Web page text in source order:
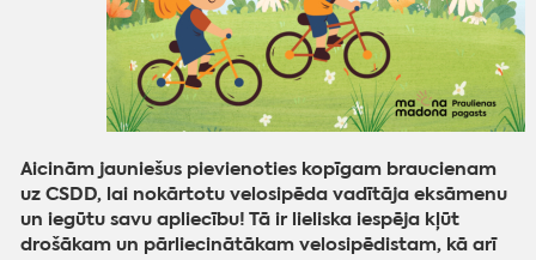
Aicinām jauniešus pievienoties kopīgam braucienam
uz CSDD, lai nokārtotu velosipēda vadītāja eksāmenu
un iegūtu savu apliecību! Tā ir lieliska iespēja kļūt
drošākam un pārliecinātākam velosipēdistam, kā arī